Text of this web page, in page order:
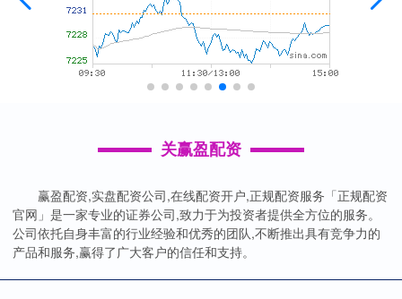
关赢盈配资
赢盈配资,实盘配资公司,在线配资开户,正规配资服务「正规配资
官网」是一家专业的证券公司,致力于为投资者提供全方位的服务。
公司依托自身丰富的行业经验和优秀的团队,不断推出具有竞争力的
产品和服务,赢得了广大客户的信任和支持。